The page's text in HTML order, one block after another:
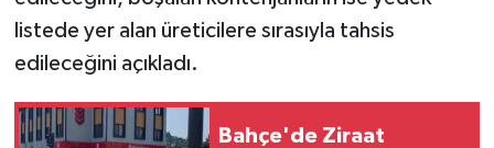
listede yer alan üreticilere sırasıyla tahsis
edileceğini açıkladı.
Bahçe'de Ziraat